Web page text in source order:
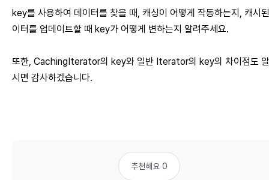
key를 사용하여 데이터를 찾을 때, 캐싱이 어떻게 작동하는지, 캐시
이터를 업데이트할 때 key가 어떻게 변하는지 알려주세요.
또한, CachingIterator의 key와 일반 Iterator의 key의 차이점도
시면 감사하겠습니다.
추천해요 0